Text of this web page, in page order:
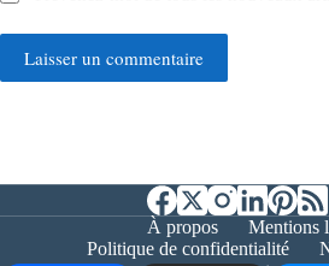
Laisser un commentaire
À propos
Mentions
Politique de confidentialité